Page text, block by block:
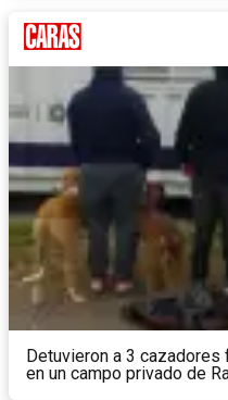
Detuvieron a 3
en un campo privado de